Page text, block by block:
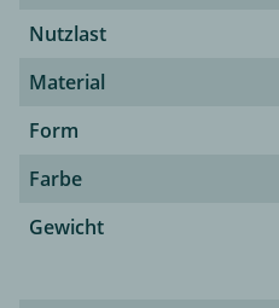
Nutzlast
Material
Form
Farbe
Gewicht